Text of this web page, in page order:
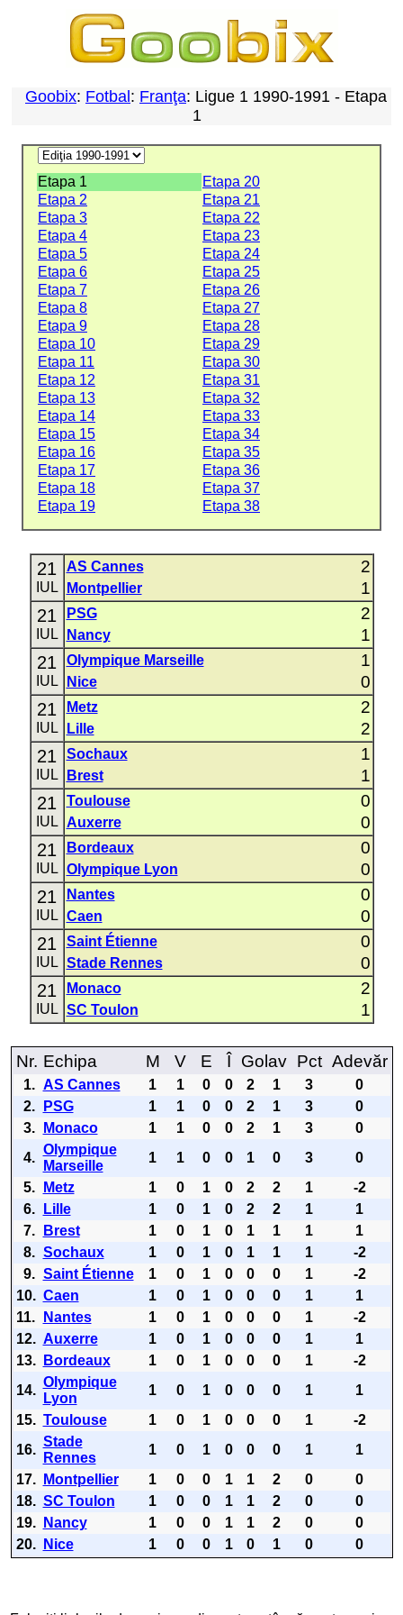
Goobix: Fotbal : Franţa: Ligue 1 1990-1991 - Etapa
1
Etapa 1
Etapa 20
Etapa 2
Etapa 21
Etapa 3
Etapa 22
Etapa 4
Etapa 23
Etapa 5
Etapa 24
Etapa 6
Etapa 25
Etapa 7
Etapa 26
Etapa 8
Etapa 27
Etapa 9
Etapa 28
Etapa 10
Etapa 29
Etapa 11
Etapa 30
Etapa 12
Etapa 31
Etapa 13
Etapa 32
Etapa 14
Etapa 33
Etapa 15
Etapa 34
Etapa 16
Etapa 35
Etapa 17
Etapa 36
Etapa 18
Etapa 37
Etapa 19
Etapa 38
21
IUL
AS Cannes 2
Montpellier 1
21
IUL
PSG 2
Nancy 1
21
IUL
Olympique Marseille 1
Nice 0
21
IUL
Metz 2
Lille 2
21
IUL
Sochaux 1
Brest 1
21
IUL
Toulouse 0
Auxerre 0
21
IUL
Bordeaux 0
Olympique Lyon 0
21
IUL
Nantes 0
Caen 0
21
IUL
Saint Étienne 0
Stade Rennes 0
21
IUL
Monaco 2
SC Toulon 1
Nr. Echipa M V E Î Golav Pct Adevăr
1. AS Cannes 1 1 0 0 2 1 3
0
2.
PSG 1 1 0 0 2 1 3
0
3.
Monaco 1 1 0 0 2 1 3
0
4.
Olympique
Marseille
1 1 0 0 1 0 3
0
5.
Metz 1 0 1 0 2 2 1
-2
6.
Lille 1 0 1 0 2 2 1
1
7.
Brest 1 0 1 0 1 1 1
1
8. Sochaux 1 0 1 0 1 1 1
-2
9. Saint Étienne 1 0 1 0 0 0 1
-2
10. Caen 1 0 1 0 0 0 1
1
11.
Nantes 1 0 1 0 0 0 1
-2
12. Auxerre 1 0 1 0 0 0 1
1
13.
Bordeaux 1 0 1 0 0 0 1
-2
14.
Olympique
Lyon
1 0 1 0 0 0 1
1
15. Toulouse 1 0 1 0 0 0 1
-2
16.
Stade
Rennes
1 0 1 0 0 0 1
1
17.
Montpellier 1 0 0 1 1 2 0
0
18. SC Toulon 1 0 0 1 1 2 0
0
19.
Nancy 1 0 0 1 1 2 0
0
20.
Nice 1 0 0 1 0 1 0 0